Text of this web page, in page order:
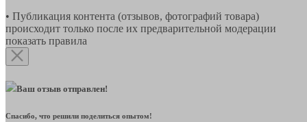
• Публикация контента (отзывов, фотографий товара)
происходит только после их предварительной модерации
показать правила
Ваш отзыв отправлен!
Спасибо, что решили поделиться опытом!